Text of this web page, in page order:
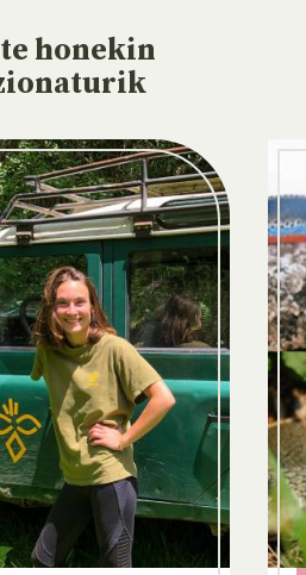
honekin